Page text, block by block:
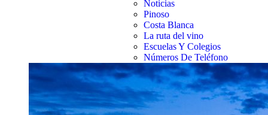
Noticias
Pinoso
Costa Blanca
La ruta del vino
Escuelas Y Colegios
Números De Teléfono